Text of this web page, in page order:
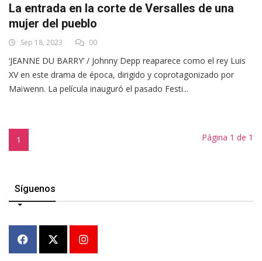
La entrada en la corte de Versalles de una
mujer del pueblo
Sep 18, 2023 00
‘JEANNE DU BARRY’ / Johnny Depp reaparece como el rey Luis
XV en este drama de época, dirigido y coprotagonizado por
Maïwenn. La película inauguró el pasado Festi...
1 Página 1 de 1
Síguenos